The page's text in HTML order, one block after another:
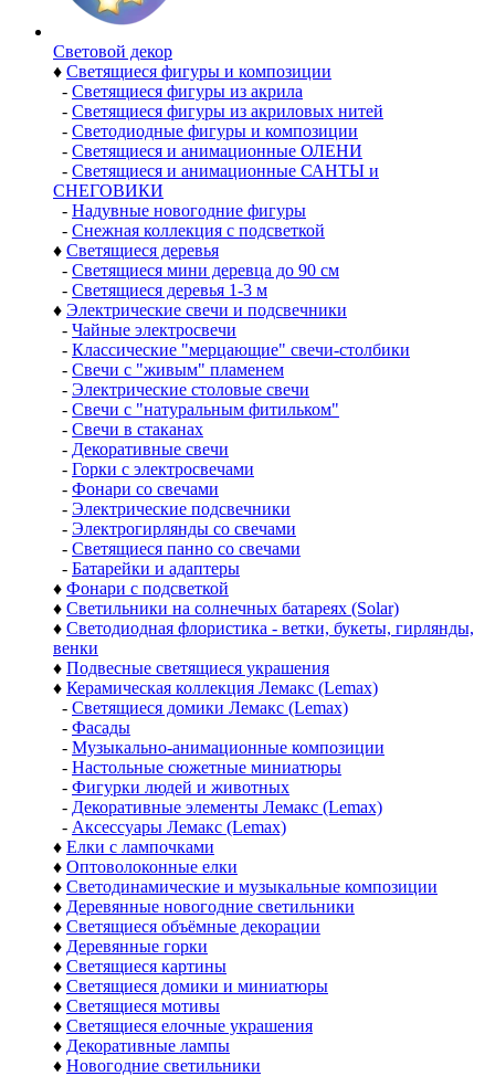
Световой декор
♦ Светящиеся фигуры и композиции
- Светящиеся фигуры из акрила
- Светящиеся фигуры из акриловых нитей
- Светодиодные фигуры и композиции
- Светящиеся и анимационные ОЛЕНИ
- Светящиеся и анимационные САНТЫ и
СНЕГОВИКИ
- Надувные новогодние фигуры
- Снежная коллекция с подсветкой
♦ Светящиеся деревья
- Светящиеся мини деревца до 90 см
- Светящиеся деревья 1-3 м
♦ Электрические свечи и подсвечники
- Чайные электросвечи
- Классические "мерцающие" свечи-столбики
- Свечи с "живым" пламенем
- Электрические столовые свечи
- Свечи с "натуральным фитильком"
- Свечи в стаканах
- Декоративные свечи
- Горки с электросвечами
- Фонари со свечами
- Электрические подсвечники
- Электрогирлянды со свечами
- Светящиеся панно со свечами
- Батарейки и адаптеры
♦ Фонари с подсветкой
♦ Светильники на солнечных батареях (Solar)
♦ Светодиодная флористика - ветки, букеты, гирлянды,
венки
♦ Подвесные светящиеся украшения
♦ Керамическая коллекция Лемакс (Lemax)
- Светящиеся домики Лемакс (Lemax)
- Фасады
- Музыкально-анимационные композиции
- Настольные сюжетные миниатюры
- Фигурки людей и животных
- Декоративные элементы Лемакс (Lemax)
- Аксессуары Лемакс (Lemax)
♦ Елки с лампочками
♦ Оптоволоконные елки
♦ Светодинамические и музыкальные композиции
♦ Деревянные новогодние светильники
♦ Светящиеся объёмные декорации
♦ Деревянные горки
♦ Светящиеся картины
♦ Светящиеся домики и миниатюры
♦ Светящиеся мотивы
♦ Светящиеся елочные украшения
♦ Декоративные лампы
♦ Новогодние светильники